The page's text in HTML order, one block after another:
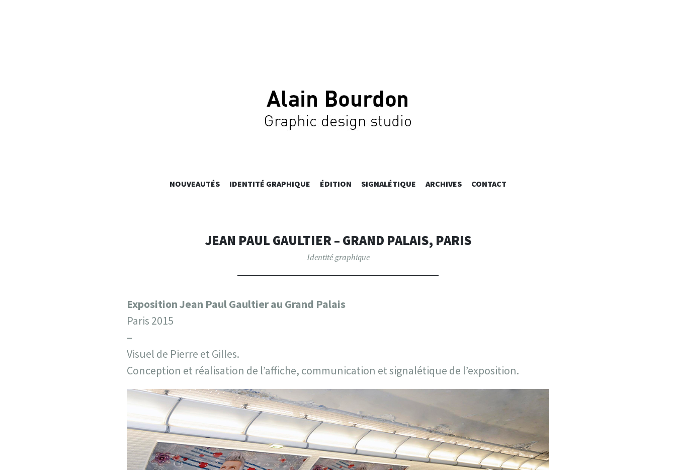
ALAIN BOURDON – DESIGNER
GRAPHIQUE
Identité Graphique, Édition, Signalétique…
ALLER
NOUVEAUTÉS IDENTITÉ GRAPHIQUE ÉDITION SIGNALÉTIQUE ARCHIVES CONTACT
JEAN PAUL GAULTIER – GRAND PALAIS, PARIS
Identité graphique
Exposition Jean Paul Gaultier au Grand Palais
Paris 2015
–
Visuel de Pierre et Gilles.
Conception et réalisation de l’affiche, communication et signalétique de l’exposition.